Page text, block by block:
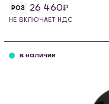
РОЗ 26 460
НЕ ВКЛЮЧАЕТ НДС
в наличии